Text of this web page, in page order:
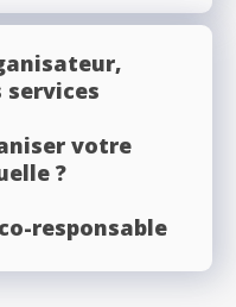
services
votre
?
responsable